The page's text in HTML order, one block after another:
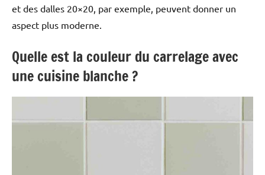
et des dalles 20×20, par exemple, peuvent donner un
aspect plus moderne.
Quelle est la couleur du carrelage avec
une cuisine blanche ?